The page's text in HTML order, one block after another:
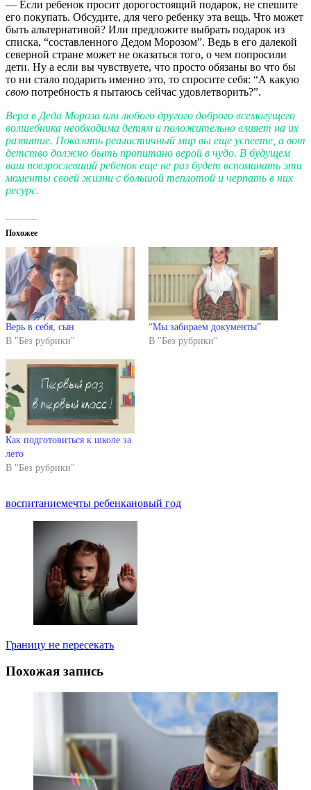
— Если ребенок просит дорогостоящий подарок, не спешите
его покупать. Обсудите, для чего ребенку эта вещь. Что может
быть альтернативой? Или предложите выбрать подарок из
списка, “составленного Дедом Морозом”. Ведь в его далекой
северной стране может не оказаться того, о чем попросили
дети. Ну а если вы чувствуете, что просто обязаны во что бы
то ни стало подарить именно это, то спросите себя: “А какую
свою потребность я пытаюсь сейчас удовлетворить?”.
Вера в Деда Мороза или любого другого доброго всемогущего
волшебника необходима детям и положительно влияет на их
развитие. Показать реалистичный мир вы еще успеете, а вот
детство должно быть пропитано верой в чудо. В будущем
ваш повзрослевший ребенок еще не раз будет вспоминать эти
моменты своей жизни с большой теплотой и черпать в них
ресурс.
Похожее
Верь в себя, сын
В "Без рубрики"
“Мы забираем документы”
В "Без рубрики"
Как подготовиться к школе за
лето
В "Без рубрики"
воспитаниемечты ребенкановый год
Навигация
записям
Границу не пересекать
Похожая запись